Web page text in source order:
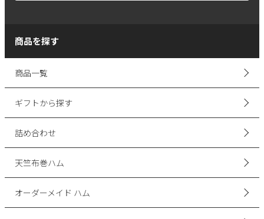
商品を探す
商品一覧
ギフトから探す
詰め合わせ
天竺布巻ハム
オーダーメイド ハム